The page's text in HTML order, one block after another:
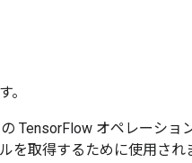
。
TensorFlow オペレーショ
を取得するために使用され